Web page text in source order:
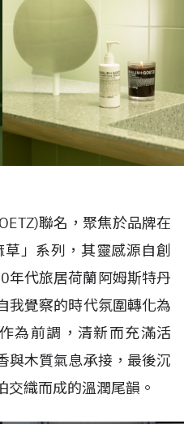
聯名，聚焦於品牌在
」系列，其靈感源自創
年代旅居荷蘭阿姆斯特丹
我覺察的時代氛圍轉化為
為前調，清新而充滿活
與木質氣息承接，最後沉
織而成的溫潤尾韻。